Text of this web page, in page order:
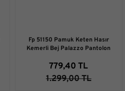
Fp 51150 Pamuk Keten Hasır
Kemerli Bej Palazzo Pantolon
779,40 TL
1.299,00 TL